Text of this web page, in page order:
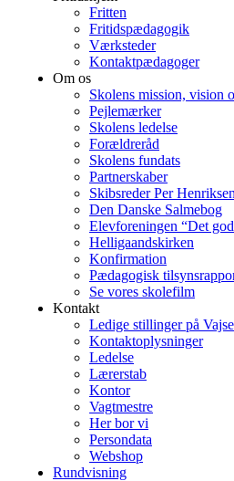
Fritten
Fritidspædagogik
Værksteder
Kontaktpædagoger
Om os
Skolens mission, vision
Pejlemærker
Skolens ledelse
Forældreråd
Skolens fundats
Partnerskaber
Skibsreder Per
Den Danske Salmebog
Elevforeningen “Det
Helligaandskirken
Konfirmation
Pædagogisk
Se vores skolefilm
Kontakt
Ledige stillinger på
Kontaktoplysninger
Ledelse
Lærerstab
Kontor
Vagtmestre
Her bor vi
Persondata
Webshop
Rundvisning